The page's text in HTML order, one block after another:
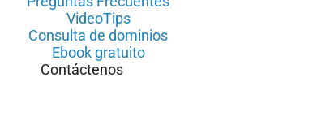
VideoTips
Consulta de dominios
Ebook gratuito
Contáctenos